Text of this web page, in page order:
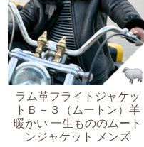
ラム革フライトジャケッ
トＢ－３（ムートン）羊
暖かい 一生もののムート
ンジャケット メンズ